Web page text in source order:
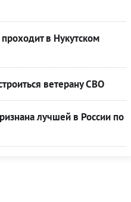
в Нукутском
ветерану СВО
лучшей в России по